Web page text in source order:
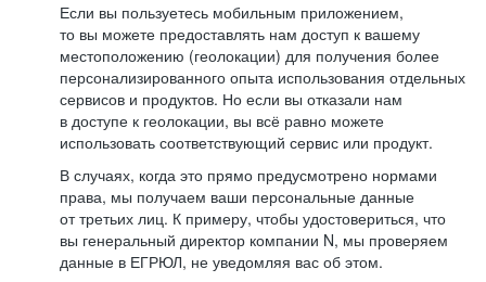
Если вы пользуетесь мобильным приложением,
то вы можете предоставлять нам доступ к вашему
местоположению (геолокации) для получения более
персонализированного опыта использования отдельных
сервисов и продуктов. Но если вы отказали нам
в доступе к геолокации, вы всё равно можете
использовать соответствующий сервис или продукт.
В случаях, когда это прямо предусмотрено нормами
права, мы получаем ваши персональные данные
от третьих лиц. К примеру, чтобы удостовериться, что
вы генеральный директор компании N, мы проверяем
данные в ЕГРЮЛ, не уведомляя вас об этом.